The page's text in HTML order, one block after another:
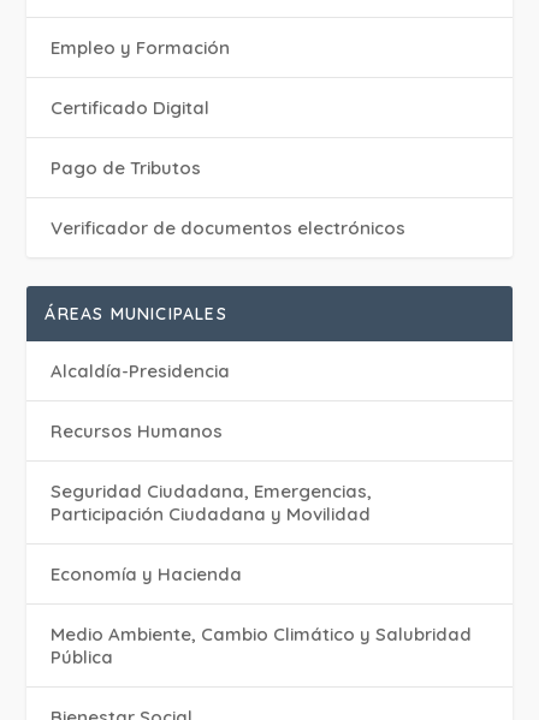
Empleo y Formación
Certificado Digital
Pago de Tributos
Verificador de documentos electrónicos
ÁREAS MUNICIPALES
Alcaldía-Presidencia
Recursos Humanos
Seguridad Ciudadana, Emergencias,
Participación Ciudadana y Movilidad
Economía y Hacienda
Medio Ambiente, Cambio Climático y Salubridad
Pública